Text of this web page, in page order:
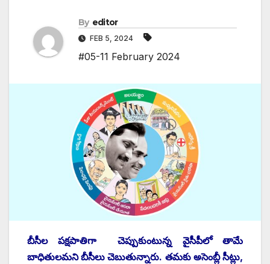
By editor
FEB 5, 2024
#05-11 February 2024
బీసీల పక్షపాతిగా చెప్పుకుంటున్న వైసీపీలో తామే
బాధితులమని బీసీలు చెబుతున్నారు. తమకు అసెంబ్లీ సీట్లు,